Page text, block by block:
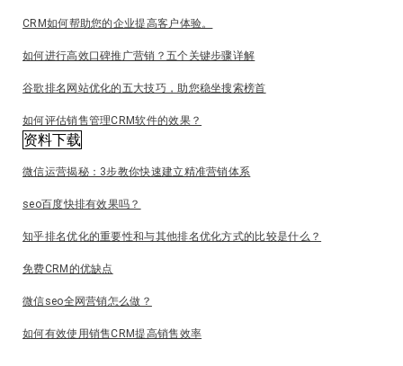
CRM如何帮助您的企业提高客户体验。
如何进行高效口碑推广营销？五个关键步骤详解
谷歌排名网站优化的五大技巧，助您稳坐搜索榜首
如何评估销售管理CRM软件的效果？
资料下载
微信运营揭秘：3步教你快速建立精准营销体系
seo百度快排有效果吗？
知乎排名优化的重要性和与其他排名优化方式的比较是什么？
免费CRM的优缺点
微信seo全网营销怎么做？
如何有效使用销售CRM提高销售效率